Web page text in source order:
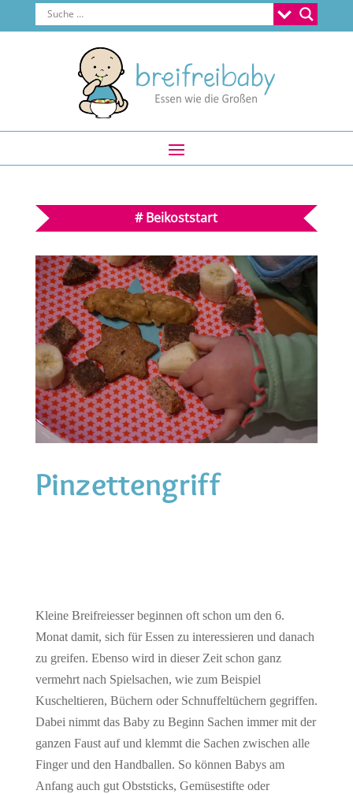
#Beikoststart
Pinzettengriff
Kleine Breifreiesser beginnen oft schon um den 6.
Monat damit, sich für Essen zu interessieren und danach
zu greifen. Ebenso wird in dieser Zeit schon ganz
vermehrt nach Spielsachen, wie zum Beispiel
Kuscheltieren, Büchern oder Schnuffeltüchern gegriffen.
Dabei nimmt das Baby zu Beginn Sachen immer mit der
ganzen Faust auf und klemmt die Sachen zwischen alle
Finger und den Handballen. So können Babys am
Anfang auch gut Obststicks, Gemüsestifte oder